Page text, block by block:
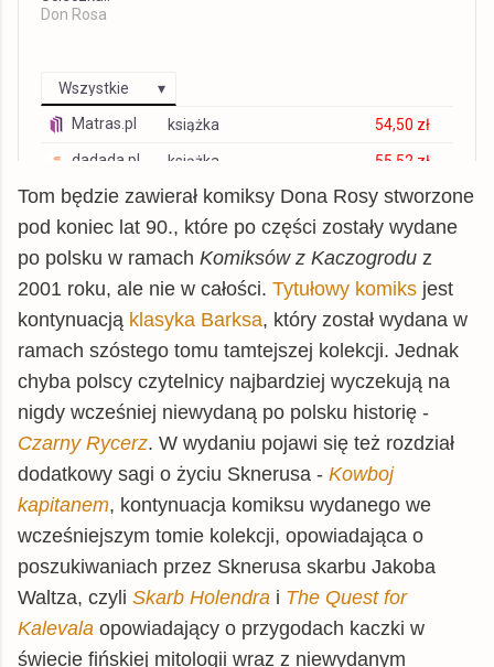
Don Rosa
Wszystkie
Matras.pl
książka
54,50 zł
dadada.pl
książka
55,52 zł
chodnikliteracki.pl
książka
56,29 zł
znak.com.pl
książka
56,29 zł
TaniaKsiazka.pl
książka
57,55 zł
tantis.pl
książka
57,59 zł
matfel.pl
książka
60,29 zł
czytam.pl
książka
61,87 zł
Allegro
książka
62,54 zł
gildia.pl
książka
62,99 zł
Empik
książka
inbook.pl
książka
66,29 zł
swiatksiazki.pl książka
67,00 zł
booktime.pl
książka 71,26 zł
© BUY.BOX
Tom będzie zawierał komiksy Dona Rosy stworzone
pod koniec lat 90., które po części zostały wydane
po polsku w ramach Komiksów z Kaczogrodu z
2001 roku, ale nie w całości. Tytułowy komiks jest
kontynuacją klasyka Barksa, który został wydana w
ramach szóstego tomu tamtejszej kolekcji. Jednak
chyba polscy czytelnicy najbardziej wyczekują na
nigdy wcześniej niewydaną po polsku historię -
Czarny Rycerz. W wydaniu pojawi się też rozdział
dodatkowy sagi o życiu Sknerusa - Kowboj
kapitanem, kontynuacja komiksu wydanego we
wcześniejszym tomie kolekcji, opowiadająca o
poszukiwaniach przez Sknerusa skarbu Jakoba
Waltza, czyli Skarb Holendra i The Quest for
Kalevala opowiadający o przygodach kaczki w
świecie fińskiej mitologii wraz z niewydanym